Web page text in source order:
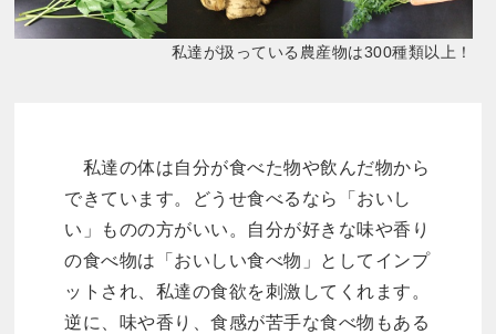
私達が扱っている農産物は300種類以上！
私達の体は自分が食べた物や飲んだ物から
できています。どうせ食べるなら「おいし
い」ものの方がいい。自分が好きな味や香り
の食べ物は「おいしい食べ物」としてインプ
ットされ、私達の食欲を刺激してくれます。
逆に、味や香り、食感が苦手な食べ物もある